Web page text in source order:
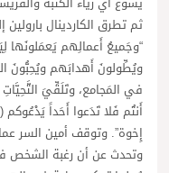
ثم تطرق الكاردينال
“وجَميعُ أَعمالِهم يَعمَلونَها
ويُطِّولونَ أَهدابَهم ويُحِبُّونَ
في المَجامع، وتَلَقِّيَ
أَنتُم فَلا تَدَعوا أَحَداً
إِخوة”. وتوقف أمين السر
وتحدث عن أن رغبة الشخص